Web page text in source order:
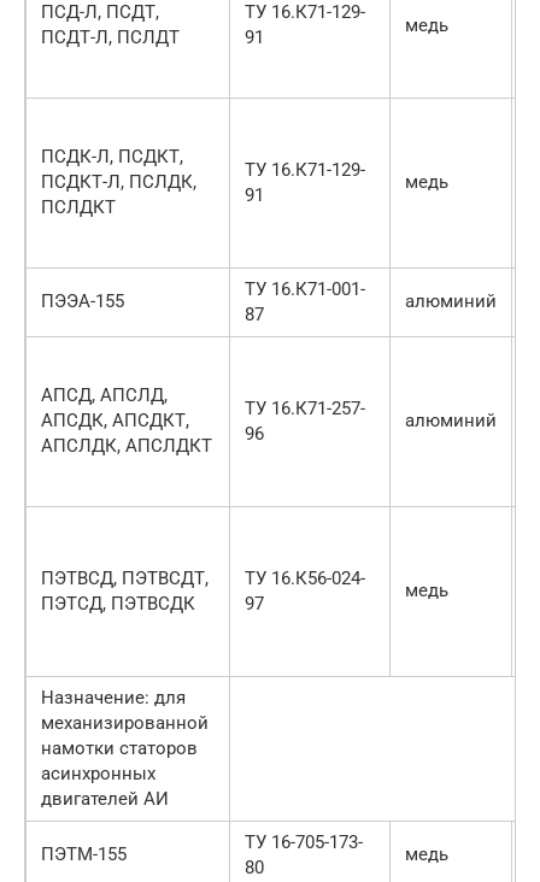
ПСД-Л, ПСДТ,
ПСДТ-Л, ПСЛДТ
ТУ 16.К71-129-
91
медь
ПСДК-Л, ПСДКТ,
ПСДКТ-Л, ПСЛДК,
ПСЛДКТ
ТУ 16.К71-129-
91
медь
ПЭЭА-155
ТУ 16.К71-001-
87
алюминий
АПСД, АПСЛД,
АПСДК, АПСДКТ,
АПСЛДК, АПСЛДКТ
ТУ 16.К71-257-
96
алюминий
ПЭТВСД, ПЭТВСДТ,
ПЭТСД, ПЭТВСДК
ТУ 16.К56-024-
97
медь
Назначение: для
механизированной
намотки статоров
асинхронных
двигателей АИ
ПЭТМ-155
ТУ 16-705-173-
80
медь